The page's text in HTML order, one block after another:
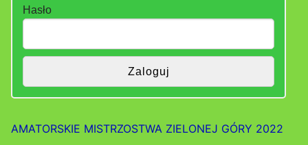
Hasło
AMATORSKIE MISTRZOSTWA ZIELONEJ GÓRY 2022